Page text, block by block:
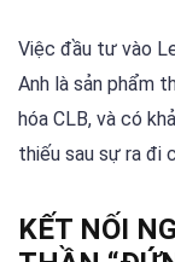
Việc đầu tư vào
Anh là sản phẩm
hóa CLB, và có
thiếu sau sự ra đi
KẾT NỐI